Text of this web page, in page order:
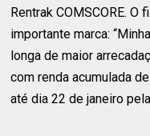
Rentrak COMSCORE.
importante marca:
longa de maior
com renda acumulada
até dia 22 de janeiro